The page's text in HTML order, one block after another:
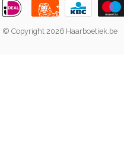
© Copyright 2026 Haarboetiek.be